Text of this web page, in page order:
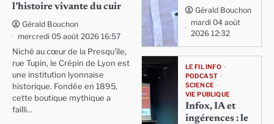
l’histoire vivante du cuir
Gérald Bouchon
mercredi 05 août 2026 16:57
Niché au cœur de la Presqu'île,
rue Tupin, le Crépin de Lyon est
une institution lyonnaise
historique. Fondée en 1895,
cette boutique mythique a
failli…
Gérald Bouchon
mardi 04 août
2026 12:32
LE FIL INFO
PODCAST
SCIENCE
VIE PUBLIQUE
Infox, IA et
ingérences : le